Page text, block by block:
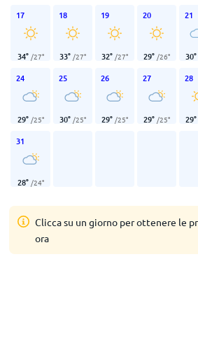
17
34° /27°
18
33° /27°
19
32° /27°
20
29° /26°
21
30°
24
29° /25°
25
30° /25°
26
29° /25°
27
29° /25°
28
29°
31
28° /24°
Clicca su un giorno per ottenere le
ora